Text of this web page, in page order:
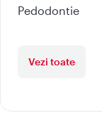
Pedodontie
Vezi toate